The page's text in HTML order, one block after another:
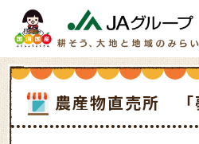
農産物直売所 「